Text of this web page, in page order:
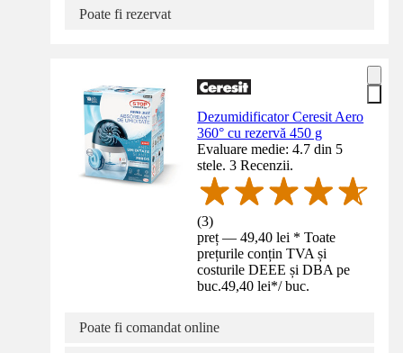
Poate fi rezervat
Dezumidificator Ceresit Aero
360° cu rezervă 450 g
Evaluare medie: 4.7 din 5
stele. 3 Recenzii.
(3)
preț — 49,40 lei * Toate
prețurile conțin TVA și
costurile DEEE și DBA pe
buc.49,40 lei*/ buc.
Poate fi comandat online